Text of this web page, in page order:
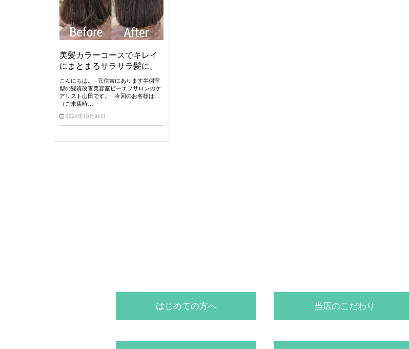
美髪カラーコースでキレイ
にまとまるサラサラ髪に。
こんにちは。 元住吉にあります半個室
型の髪質改善美容室ビーエフサロンのケ
アリスト山田です。 今回のお客様は…
（ご来店時…
2021年10月31日
はじめての方へ 当店のこだわり